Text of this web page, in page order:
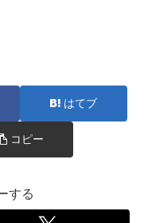
はてブ
コピー
する